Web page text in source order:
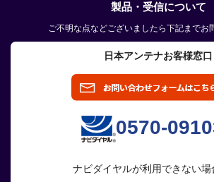
製品・受信について
ご不明な点などございましたら下記までお
日本アンテナお客様窓口
0570-
ナビダイヤルが利用できない